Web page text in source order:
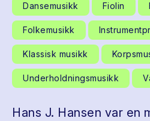
Dansemusikk Fiolin
Folkemusikk
Klassisk musikk
Underholdningsmusikk
Hans J. Hansen var en